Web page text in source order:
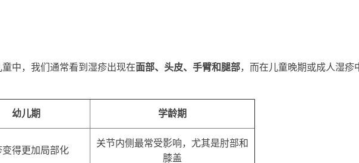
中，我们通常看到湿疹出现在面部、头皮、手臂和腿部，而在儿童晚期或成人湿疹
幼儿期 学龄期
变得更加局部化
关节内侧最常受影响，尤其是肘部和
膝盖